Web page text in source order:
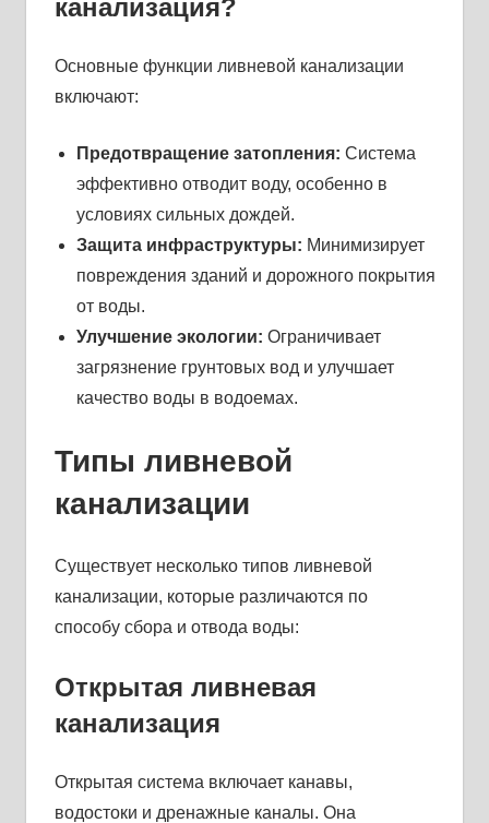
канализация?
Основные функции ливневой канализации
включают:
Предотвращение затопления: Система
эффективно отводит воду, особенно в
условиях сильных дождей.
Защита инфраструктуры: Минимизирует
повреждения зданий и дорожного покрытия
от воды.
Улучшение экологии: Ограничивает
загрязнение грунтовых вод и улучшает
качество воды в водоемах.
Типы ливневой
канализации
Существует несколько типов ливневой
канализации, которые различаются по
способу сбора и отвода воды:
Открытая ливневая
канализация
Открытая система включает канавы,
водостоки и дренажные каналы. Она